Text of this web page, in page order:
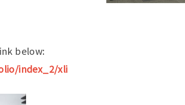
below:
index_2/xli